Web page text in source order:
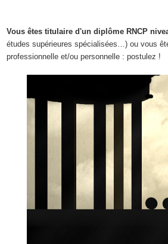
Vous êtes titulaire d'un diplôme RNCP
études supérieures spécialisées…) ou vous
professionnelle et/ou personnelle : postulez !